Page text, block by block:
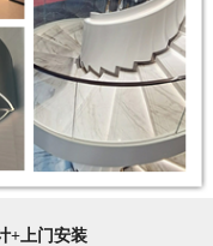
+上门安装